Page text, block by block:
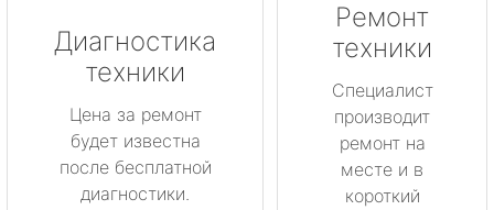
Диагностика
техники
Цена за ремонт
будет известна
после бесплатной
диагностики.
Ремонт
техники
Специалист
производит
ремонт на
месте и в
короткий